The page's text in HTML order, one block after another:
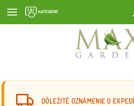
DÔLEŽITÉ OZNÁMENIE O